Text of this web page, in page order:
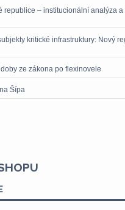
republice – institucionální analýza
kritické infrastruktury: Nový
ze zákona po flexinovele
Šípa